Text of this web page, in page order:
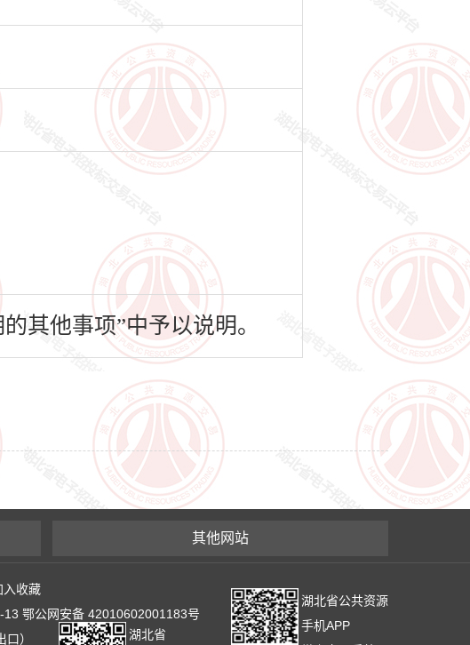
其他事项”中予以说明。
其他网站
入收藏
鄂公网安备 42010602001183号
）
湖北省
湖北省公共资源
手机APP